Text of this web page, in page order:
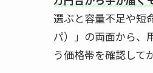
選ぶと容量不足や短
パ）」の両面から、
う価格帯を確認して